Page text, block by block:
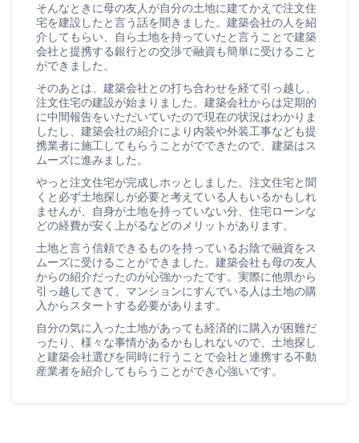
そんなときに母の友人が自分の土地に建てかえで注文住
宅を建設したと言う話を聞きました。建築会社の人を紹
介してもらい、自ら土地を持っていたと言うことで建築
会社と提携する銀行との交渉で融資も簡単に受けること
ができました。
そのあとは、建築会社との打ち合わせを経て引っ越し、
注文住宅の建設が始まりました。建築会社からは定期的
に中間報告をいただいていたので現在の状況はわかりま
したし、建築会社の紹介により内装や外装工事なども提
携業者に施工してもらうことがでできたので、建築はス
ムーズに進みました。
やっと注文住宅が完成しホッとしました。注文住宅と聞
くと必ず土地探しが必要と考えている人もいるかもしれ
ませんが、自身が土地を持っていない分、住宅ローンな
どの経費が安く上がるなどのメリットがあります。
土地と言う信頼できるものを持っているお陰で融資をス
ムーズに受けることができました。建築会社も母の友人
からの紹介だったのが心強かったです。実際に他県から
引っ越してきて、マンションにすんでいる人は土地の購
入からスタートする必要があります。
自分の気に入った土地があっても経済的に購入が困難だ
ったり、様々な事情があるかもしれないので、土地探し
と建築会社選びを同時に行うことで会社と連携する不動
産業者を紹介してもらうことができ心強いです。